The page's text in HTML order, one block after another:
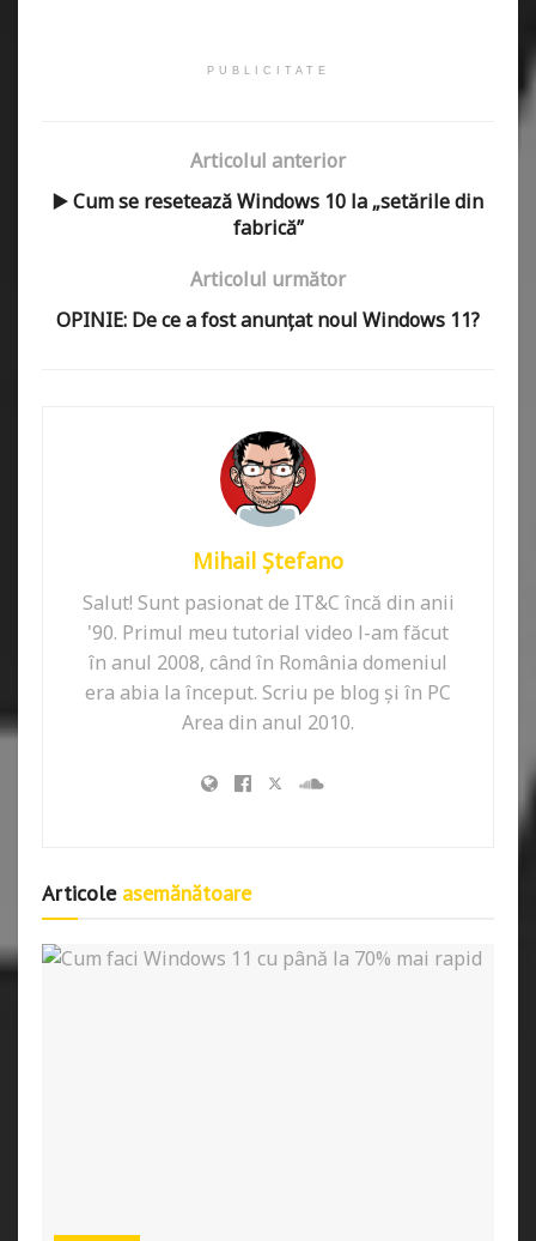
PUBLICITATE
Articolul anterior
▶️ Cum se resetează Windows 10 la „setările din
fabrică”
Articolul următor
OPINIE: De ce a fost anunțat noul Windows 11?
Mihail Ștefano
Salut! Sunt pasionat de IT&C încă din anii
'90. Primul meu tutorial video l-am făcut
în anul 2008, când în România domeniul
era abia la început. Scriu pe blog și în PC
Area din anul 2010.
Articoleasemănătoare